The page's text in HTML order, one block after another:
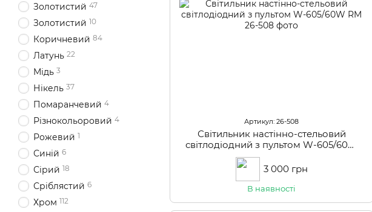
Артикул: 26-508
Світильник настінно-стельовий
світлодіодний з пультом W-605/60W
3 000 грн
В наявності
Золотистий 47
Золотистий 10
Коричневий 84
Латунь 22
Мідь 3
Нікель 37
Помаранчевий 4
Різнокольоровий 4
Рожевий 1
Синій 6
Сірий 18
Сріблястий 6
Хром 112